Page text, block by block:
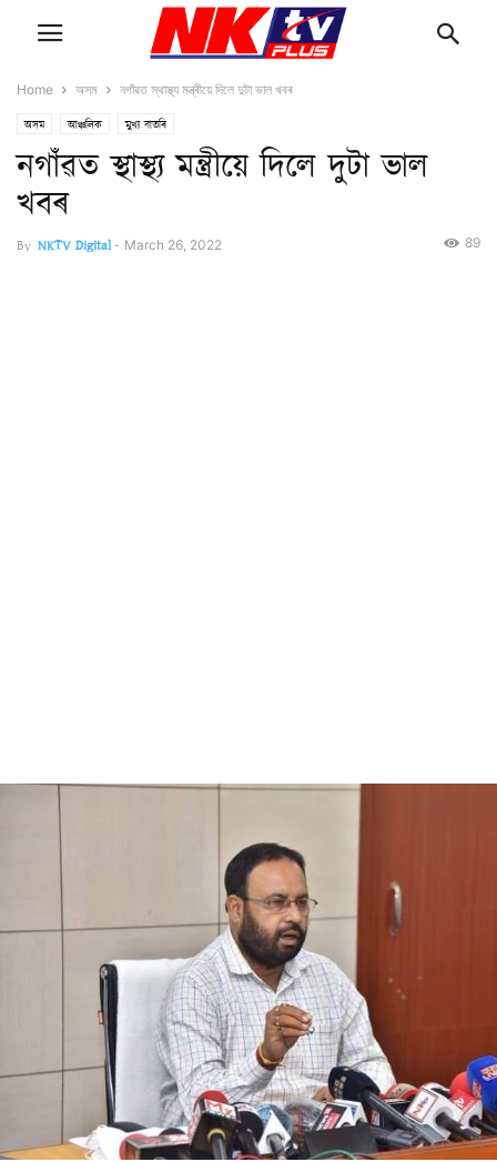
Home অসম নগাঁৱত স্থাস্থ্য মন্ত্ৰীয়ে দিলে দুটা ভাল খবৰ
অসম আঞ্চলিক মুখ্য বাতৰি
নগাঁৱত স্থাস্থ্য মন্ত্ৰীয়ে দিলে দুটা ভাল
খবৰ
By NKTV Digital- March 26, 2022 89